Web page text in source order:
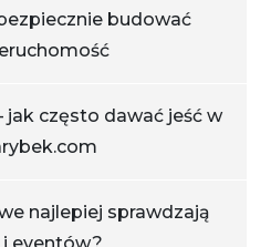
budować
jak często dawać jeść w
najlepiej sprawdzają